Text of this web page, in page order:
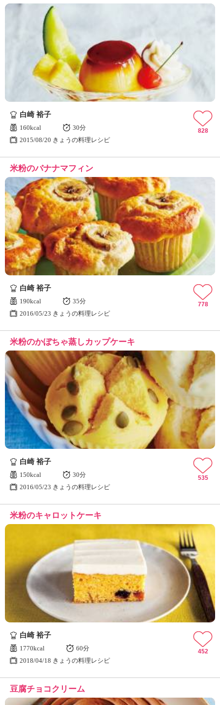
白崎 裕子
160kcal
30分
2015/08/20 きょうの料理レシピ
828
米粉のバナナマフィン
白崎 裕子
190kcal
35分
2016/05/23 きょうの料理レシピ
778
米粉のかぼちゃ蒸しカップケーキ
白崎 裕子
150kcal
30分
2016/05/23 きょうの料理レシピ
535
米粉のキャロットケーキ
白崎 裕子
1770kcal
60分
2018/04/18 きょうの料理レシピ
452
豆腐チョコクリーム